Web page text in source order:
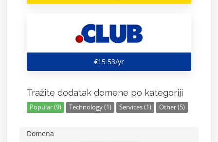
‎€15.53/yr
Tražite dodatak domene po kategoriji
Popular (9) Technology (1) Services (1) Other (5)
Domena